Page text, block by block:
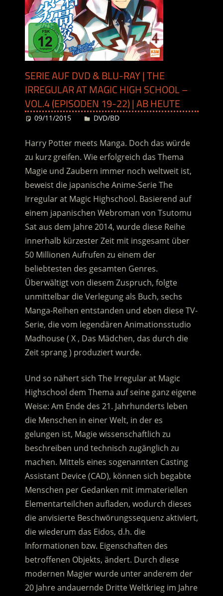
SERIE AUF DVD & BLU-RAY | THE
IRREGULAR AT MAGIC HIGH SCHOOL –
VOL.4 (EPISODEN 19-22) | AB HEUTE
09/11/2015 Desiree
DVD/BD
Harry Potter meets Manga. Doch das würde
zu kurz greifen. Wie erfolgreich das Thema
Magie und Zaubern immer noch weltweit ist,
beweist die japanische Anime-Serie The
Irregular at Magic Highschool. Basierend auf
einem japanischen Webroman von Tsutomu
Sat aus dem Jahre 2014, wurde diese Reihe
innerhalb kürzester Zeit mit insgesamt über
50 Millionen Aufrufen zu einem der
beliebtesten des gesamten Genres.
Überwältigt von diesem Zuspruch, folgte
unmittelbar die Verlegung als Buch, sechs
Manga-Reihen entstanden und eben diese TV-
Serie, die vom legendären Animationsstudio
Madhouse ( X , Das Mädchen, das durch die
Zeit sprang ) produziert wurde.
Und so nähert sich The Irregular at Magic
Highschool dem Thema auf seine ganz eigene
Weise: Am Ende des 21. Jahrhunderts leben
die Menschen in einer Welt, in der es
gelungen ist, Magie wissenschaftlich zu
beschreiben und technisch zugänglich zu
machen. Mittels eines sogenannten Casting
Assistant Device (CAD), können sich begabte
Menschen per Gedanken mit immateriellen
Elementarteilchen aufladen, wodurch dieses
die anvisierte Beschwörungssequenz aktiviert,
die wiederum das Eidos, d.h. die
Informationen bzw. Eigenschaften des
betroffenen Objekts, ändert. Durch diese
modernen Magier wurde unter anderem der
20 Jahre andauernde Dritte Weltkrieg im Jahre